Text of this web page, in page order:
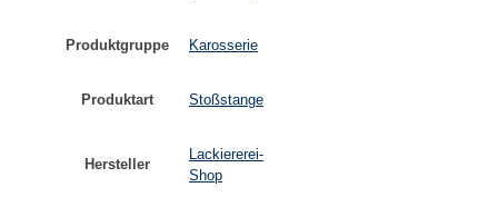
Produktgruppe Karosserie
Produktart Stoßstange
Hersteller
Lackiererei-
Shop